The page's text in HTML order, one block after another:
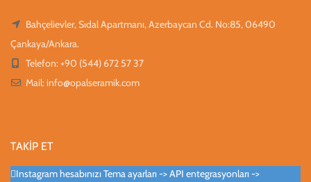
Bahçelievler, Sıdal Apartmanı, Azerbaycan Cd. No:85, 06490
Çankaya/Ankara.
Telefon: +90 (544) 672 57 37
Mail: info@opalseramik.com
TAKİP ET
Instagram hesabınızı Tema ayarları -> API entegrasyonları ->